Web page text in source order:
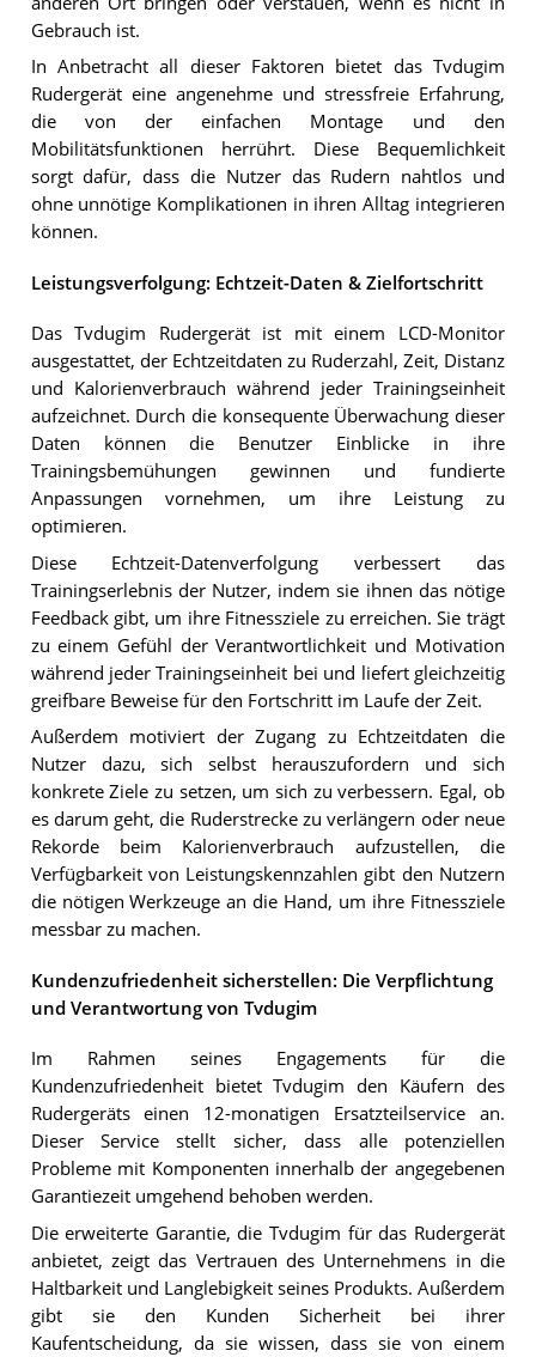
Gebrauch ist.
In Anbetracht all dieser Faktoren bietet das Tvdugim
Rudergerät eine angenehme und stressfreie Erfahrung,
die von der einfachen Montage und den
Mobilitätsfunktionen herrührt. Diese Bequemlichkeit
sorgt dafür, dass die Nutzer das Rudern nahtlos und
ohne unnötige Komplikationen in ihren Alltag integrieren
können.
Leistungsverfolgung: Echtzeit-Daten & Zielfortschritt
Das Tvdugim Rudergerät ist mit einem LCD-Monitor
ausgestattet, der Echtzeitdaten zu Ruderzahl, Zeit, Distanz
und Kalorienverbrauch während jeder Trainingseinheit
aufzeichnet. Durch die konsequente Überwachung dieser
Daten können die Benutzer Einblicke in ihre
Trainingsbemühungen gewinnen und fundierte
Anpassungen vornehmen, um ihre Leistung zu
optimieren.
Diese Echtzeit-Datenverfolgung verbessert das
Trainingserlebnis der Nutzer, indem sie ihnen das nötige
Feedback gibt, um ihre Fitnessziele zu erreichen. Sie trägt
zu einem Gefühl der Verantwortlichkeit und Motivation
während jeder Trainingseinheit bei und liefert gleichzeitig
greifbare Beweise für den Fortschritt im Laufe der Zeit.
Außerdem motiviert der Zugang zu Echtzeitdaten die
Nutzer dazu, sich selbst herauszufordern und sich
konkrete Ziele zu setzen, um sich zu verbessern. Egal, ob
es darum geht, die Ruderstrecke zu verlängern oder neue
Rekorde beim Kalorienverbrauch aufzustellen, die
Verfügbarkeit von Leistungskennzahlen gibt den Nutzern
die nötigen Werkzeuge an die Hand, um ihre Fitnessziele
messbar zu machen.
Kundenzufriedenheit sicherstellen: Die Verpflichtung
und Verantwortung von Tvdugim
Im Rahmen seines Engagements für die
Kundenzufriedenheit bietet Tvdugim den Käufern des
Rudergeräts einen 12-monatigen Ersatzteilservice an.
Dieser Service stellt sicher, dass alle potenziellen
Probleme mit Komponenten innerhalb der angegebenen
Garantiezeit umgehend behoben werden.
Die erweiterte Garantie, die Tvdugim für das Rudergerät
anbietet, zeigt das Vertrauen des Unternehmens in die
Haltbarkeit und Langlebigkeit seines Produkts. Außerdem
gibt sie den Kunden Sicherheit bei ihrer
Kaufentscheidung, da sie wissen, dass sie von einem